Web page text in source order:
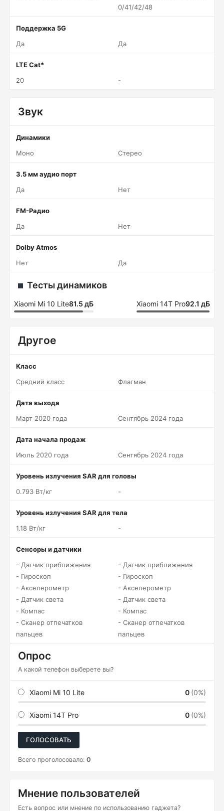
0/41/42/48
Поддержка 5G
Да
Да
LTE Cat*
20
-
Звук
Динамики
Моно
Стерео
3.5 мм аудио порт
Да
Нет
FM-Радио
Да
Нет
Dolby Atmos
Нет
Да
Тесты динамиков
Xiaomi Mi 10 Lite81.5 дБ Xiaomi 14T Pro92.1 дБ
Другое
Класс
Средний класс
Флагман
Дата выхода
Март 2020 года
Сентябрь 2024 года
Дата начала продаж
Июль 2020 года
Сентябрь 2024 года
Уровень излучения SAR для головы
0.793 Вт/кг
-
Уровень излучения SAR для тела
1.18 Вт/кг
-
Сенсоры и датчики
- Датчик приближения
- Гироскоп
- Акселерометр
- Датчик света
- Компас
- Сканер отпечатков
пальцев
- Датчик приближения
- Гироскоп
- Акселерометр
- Датчик света
- Компас
- Сканер отпечатков
пальцев
Опрос
А какой телефон выберете вы?
Xiaomi Mi 10 Lite 0 (0%)
Xiaomi 14T Pro 0 (0%)
ГОЛОСОВАТЬ
Всего проголосовало: 0
Мнение пользователей
Есть вопрос или мнение по использованию гаджета?